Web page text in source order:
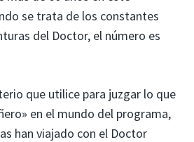
se trata de los constantes
del Doctor, el número es
que utilice para juzgar lo que
en el mundo del programa,
han viajado con el Doctor